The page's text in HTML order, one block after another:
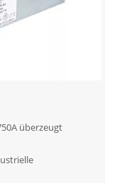
überzeugt